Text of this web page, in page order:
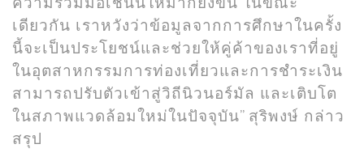
เดียวกัน เราหวังว่าข้อมูลจากการศึกษาในครั้ง
นี้จะเป็นประโยชน์และช่วยให้คู่ค้าของเราที่อยู่
ในอุตสาหกรรมการท่องเที่ยวและการชำระเงิน
สามารถปรับตัวเข้าสู่วิถีนิวนอร์มัล และเติบโต
ในสภาพแวดล้อมใหม่ในปัจจุบัน” สุริพงษ์ กล่าว
สรุป